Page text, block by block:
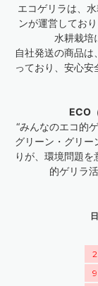
エコゲリラは、
ンが運営してお
水耕栽培
自社発送の商品
っており、安心安
ECO
“みんなのエコ的
グリーン・グリー
りが、環境問題
的ゲリラ
日
2
9